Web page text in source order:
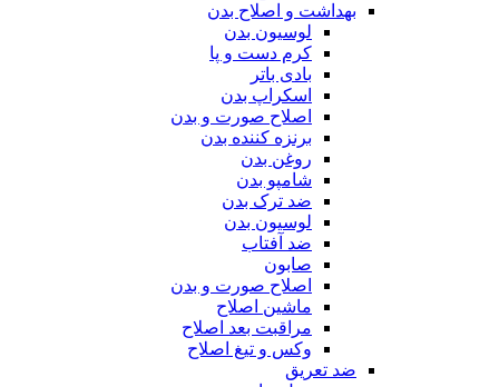
بهداشت و اصلاح بدن
لوسیون بدن
کرم دست و پا
بادی باتر
اسکراپ بدن
اصلاح صورت و بدن
برنزه کننده بدن
روغن بدن
شامپو بدن
ضد ترک بدن
لوسیون بدن
ضد آفتاب
صابون
اصلاح صورت و بدن
ماشین اصلاح
مراقبت بعد اصلاح
وکس و تیغ اصلاح
ضد تعریق